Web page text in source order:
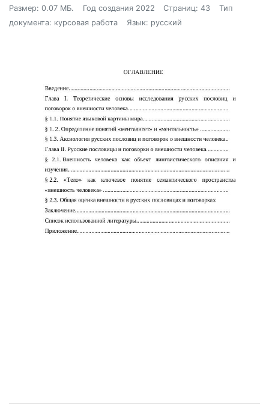
Размер: 0.07 МБ. Год создания 2022 Страниц: 43
Тип
документа: курсовая работа
Язык: русский